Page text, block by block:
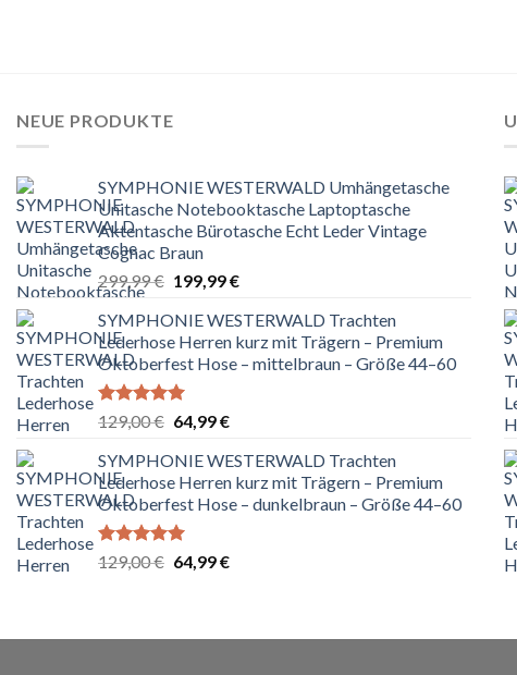
NEUE PRODUKTE
SYMPHONIE WESTERWALD Umhängetasche
Unitasche Notebooktasche Laptoptasche
Aktentasche Bürotasche Echt Leder Vintage
Cognac Braun
299,99€ Ursprünglicher
war:
299,99 €
199,99€Aktueller
ist:
199,99 €.
SYMPHONIE WESTERWALD Trachten
Lederhose Herren kurz mit Trägern – Premium
Oktoberfest Hose – mittelbraun – Größe 44–60
Bewertet
5.00
von 5
129,00€ Ursprünglicher
war:
129,00 €
64,99€Aktueller
ist:
64,99 €.
SYMPHONIE WESTERWALD Trachten
Lederhose Herren kurz mit Trägern – Premium
Oktoberfest Hose – dunkelbraun – Größe 44–60
Bewertet
5.00
129,00€ Ursprünglicher
64,99€Aktueller